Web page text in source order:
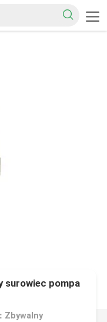
surowiec pompa
Zbywalny